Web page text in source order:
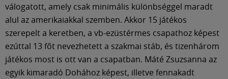
válogatott, amely csak minimális különbséggel maradt
alul az amerikaiakkal szemben. Akkor 15 játékos
szerepelt a keretben, a vb-ezüstérmes csapathoz képest
ezúttal 13 főt nevezhetett a szakmai stáb, és tizenhárom
játékos most is ott van a csapatban. Máté Zsuzsanna az
egyik kimaradó Dohához képest, illetve fennakadt